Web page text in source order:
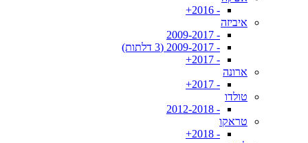
- 2016+
איביזה
- 2009-2017
- 2009-2017 (3 דלתות)
- 2017+
ארונה
- 2017+
טולדו
- 2012-2018
טראקו
- 2018+